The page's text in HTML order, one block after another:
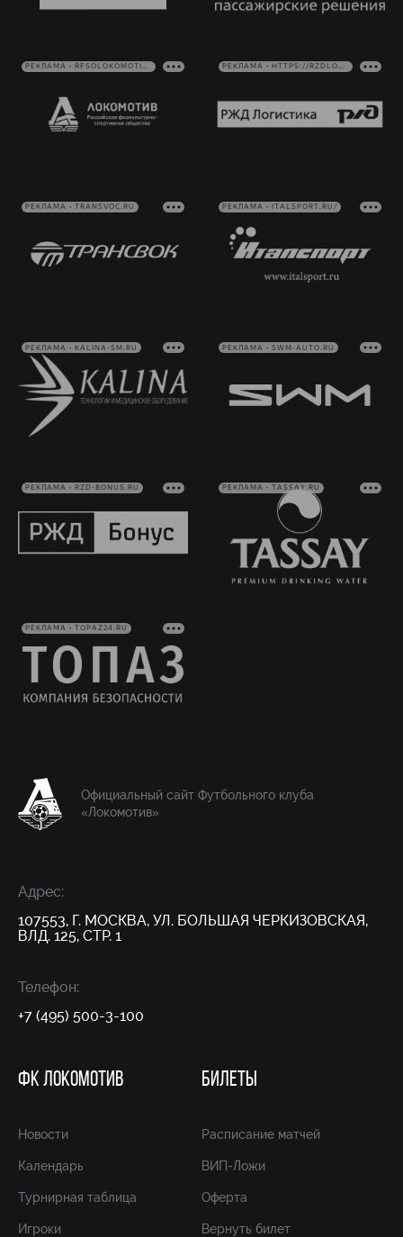
РЕКЛАМА • RFSOLOKOMOTIV.RU РЕКЛАМА • HTTPS://RZDLOG.RU/
РЕКЛАМА • TRANSVOC.RU РЕКЛАМА • ITALSPORT.RU/
РЕКЛАМА • KALINA-SM.RU РЕКЛАМА • SWM-AUTO.RU
РЕКЛАМА • RZD-BONUS.RU РЕКЛАМА • TASSAY.RU
РЕКЛАМА • TOPAZ24.RU
Официальный сайт Футбольного клуба
«Локомотив»
Адрес:
107553, Г. МОСКВА, УЛ. БОЛЬШАЯ ЧЕРКИЗОВСКАЯ,
ВЛД. 125, СТР. 1
Телефон:
+7 (495) 500-3-100
ФК ЛОКОМОТИВ
Новости
Календарь
Турнирная таблица
Игроки
БИЛЕТЫ
Расписание матчей
ВИП-Ложи
Оферта
Вернуть билет